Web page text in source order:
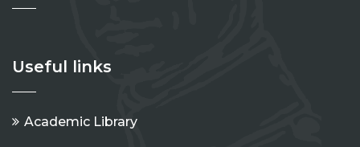
Useful links
Academic Library